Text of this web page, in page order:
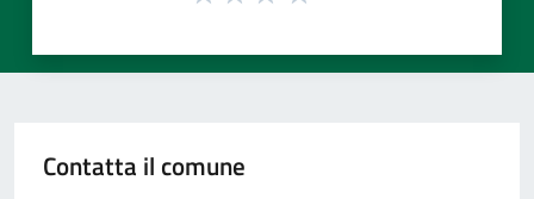
Contatta il comune